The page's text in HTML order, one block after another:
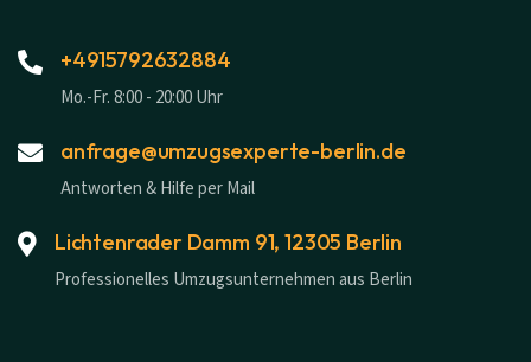
+4915792632884
Mo.-Fr. 8:00 - 20:00 Uhr
anfrage@umzugsexperte-berlin.de
Antworten & Hilfe per Mail
Lichtenrader Damm 91, 12305 Berlin
Professionelles Umzugsunternehmen aus Berlin